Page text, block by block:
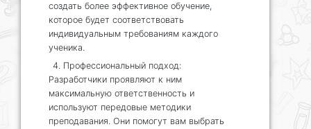
создать более эффективное обучение,
которое будет соответствовать
индивидуальным требованиям каждого
ученика.
4. Профессиональный подход:
Разработчики проявляют к ним
максимальную ответственность и
используют передовые методики
преподавания. Они помогут вам выбрать